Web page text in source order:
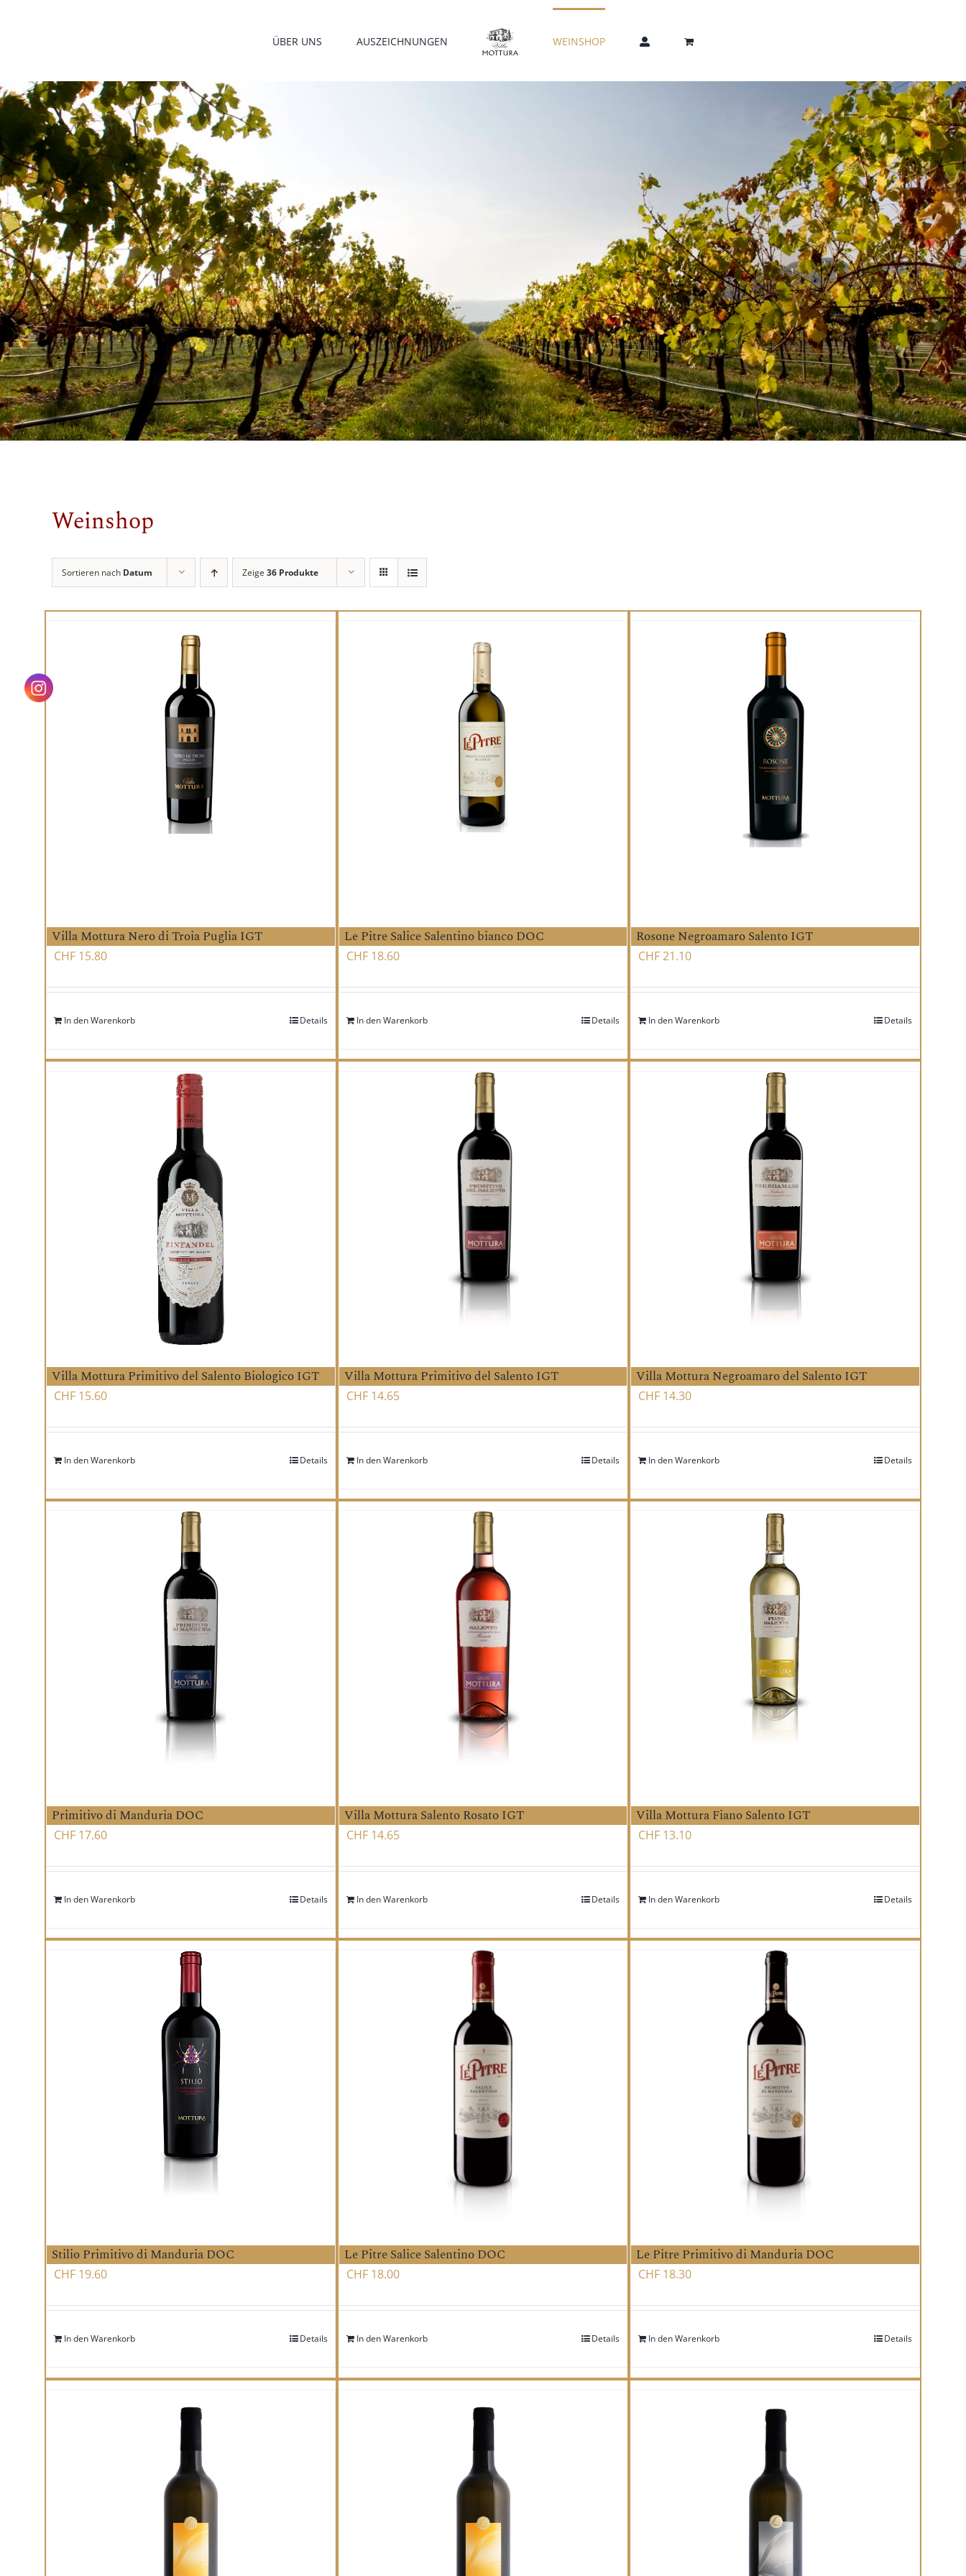
ÜBER UNS AUSZEICHNUNGEN WEINSHOP
Weinshop
Sortieren nach Datum Zeige 36 Produkte
Villa Mottura Nero di Troia Puglia IGT
CHF 15.80
In den Warenkorb Details
Le Pitre Salice Salentino bianco DOC
CHF18.60
In den Warenkorb Details
Rosone Negroamaro Salento IGT
CHF21.10
In den Warenkorb Details
Villa Mottura Primitivo del Salento Biologico IGT
CHF 15.60
In den Warenkorb Details
Villa Mottura Primitivo del Salento IGT
CHF14.65
In den Warenkorb Details
Villa Mottura Negroamaro del Salento IGT
CHF 14.30
In den Warenkorb Details
Primitivo di Manduria DOC
CHF 17.60
In den Warenkorb Details
Villa Mottura Salento Rosato IGT
CHF14.65
In den Warenkorb Details
Villa Mottura Fiano Salento IGT
CHF 13.10
In den Warenkorb Details
Stilio Primitivo di Manduria DOC
CHF 19.60
In den Warenkorb Details
Le Pitre Salice Salentino DOC
CHF18.00
In den Warenkorb Details
Le Pitre Primitivo di Manduria DOC
CHF 18.30
In den Warenkorb Details